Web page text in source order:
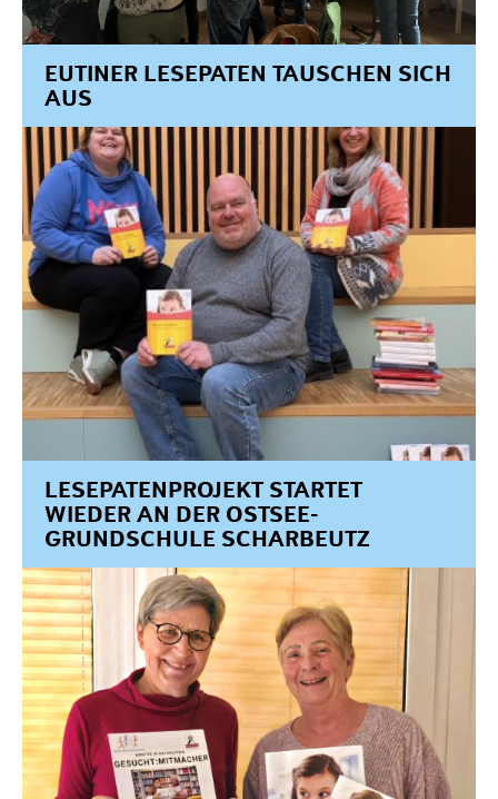
EUTINER LESEPATEN TAUSCHEN SICH
AUS
LESEPATENPROJEKT STARTET
WIEDER AN DER OSTSEE-
GRUNDSCHULE SCHARBEUTZ